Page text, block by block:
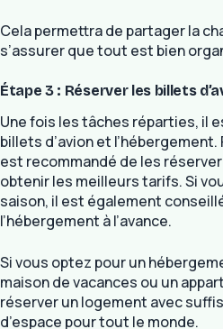
Cela permettra de partager la
s’assurer que tout est bien
Étape 3 : Réserver les billets
Une fois les tâches réparties, il
billets d’avion et l’hébergement.
est recommandé de les
obtenir les meilleurs tarifs. Si
saison, il est également
l’hébergement à l’avance.
Si vous optez pour un
maison de vacances ou un
réserver un logement avec
d’espace pour tout le monde.